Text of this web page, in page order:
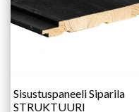
Sisustuspaneeli Siparila
STRUKTUURI